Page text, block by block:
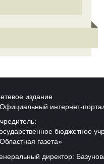
издание
интернет-
бюджетное
газета»
директор: